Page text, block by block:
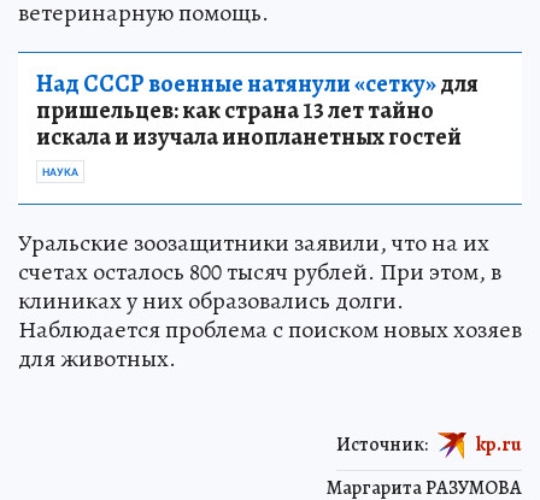
ветеринарную помощь.
Над СССР военные натянули «сетку»для
пришельцев: как страна 13 лет тайно
искала и изучала инопланетных гостей
НАУКА
Уральские зоозащитники заявили, что на их
счетах осталось 800 тысяч рублей. При этом, в
клиниках у них образовались долги.
Наблюдается проблема с поиском новых хозяев
для животных.
Маргарита РАЗУМОВА
Источник: kp.ru